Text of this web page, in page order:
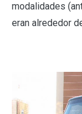
modalidades
eran alrededor